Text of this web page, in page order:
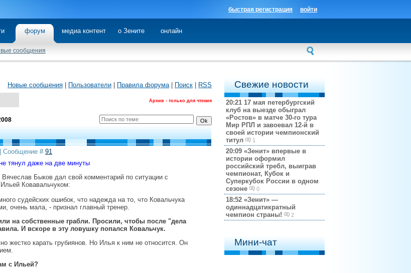
войти
быстрая регистрация
форум медиа контент о Зените онлайн
сообщения
Свежие новости
20:21 17 мая петербургский
клуб на выезде обыграл
«Ростов» в матче 30-го тура
Мир РПЛ и завоевал 12-й в
своей истории чемпионский
титул
1
20:09 «Зенит» впервые в
истории оформил
российский требл, выиграв
чемпионат, Кубок и
Суперкубок России в одном
сезоне
0
18:52 «Зенит» —
одиннадцатикратный
чемпион страны!
2
Мини-чат
Новые сообщения Пользователи Правила форума| Поиск RSS
Архив - только для чтения
Сообщение # 91
тянул даже на две минуты
Вячеслав Быков дал свой комментарий по ситуации с
Ковавальчуком:
судейских ошибок, что надежда на то, что Ковальчука
очень мала, - признал главный тренер.
на собственные грабли. Просили, чтобы после "дела
И вскоре в эту ловушку попался Ковальчук.
жестко карать грубиянов. Но Илья к ним не относится. Он
с Ильей?